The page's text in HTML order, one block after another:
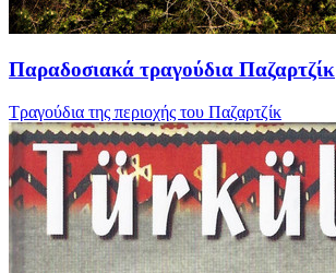
Παραδοσιακά τραγούδια Παζαρτζίκ
Τραγούδια της περιοχής του Παζαρτζίκ